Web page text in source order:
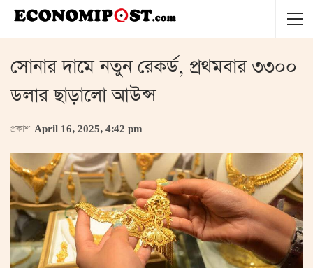
সোনার দামে নতুন রেকর্ড, প্রথমবার ৩৩০০
ডলার ছাড়ালো আউন্স
প্রকাশ April 16, 2025, 4:42 pm